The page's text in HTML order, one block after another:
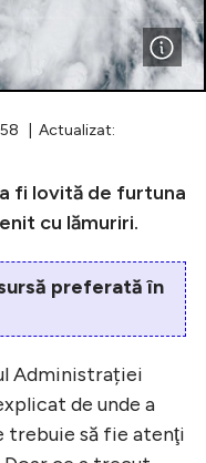
| Actualizat:
fi lovită de furtuna
cu lămuriri.
preferată în
Administrației
de unde a
trebuie să fie atenţi